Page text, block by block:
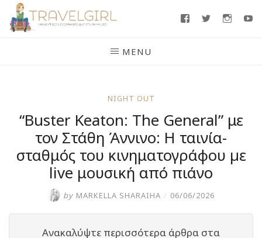
Skip
FacebookTwitter
MENU
NIGHT OUT
“Buster Keaton: The General” με
τον Στάθη Άννινο: Η ταινία-
σταθμός του κινηματογράφου µε
live μουσική από πιάνο
by MARKELLA SHARAIHA / 06/06/2026
Ανακαλύψτε περισσότερα άρθρα στα